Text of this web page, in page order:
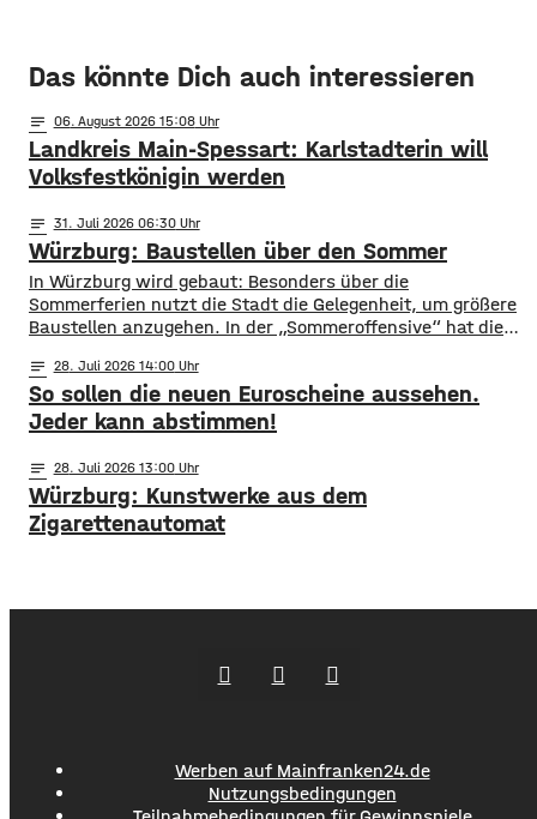
Das könnte Dich auch interessieren
notes 06. August 2026 15:08
Landkreis Main-Spessart: Karlstadterin will
Volksfestkönigin werden
notes 31. Juli 2026 06:30
Würzburg: Baustellen über den Sommer
​​In Würzburg wird gebaut: Besonders über die
Sommerferien nutzt die Stadt die Gelegenheit, um größere
Baustellen anzugehen. In der „Sommeroffensive“ hat die
anderem die Sperrung der B27-Brücke bekanntgegeben.
Eine Übersicht über alle aktuellen Baustellen findet ihr
hier. ​Sperrung B27-Brücke ​Eine der größten
Einschränkungen wird für Autofahrer die Sperrung der B27-
Brücke über
notes 28. Juli 2026 14:00
So sollen die neuen Euroscheine aussehen.
Jeder kann abstimmen!
notes 28. Juli 2026 13:00
Würzburg: Kunstwerke aus dem
Zigarettenautomat
Werben auf Mainfranken24.de
Nutzungsbedingungen